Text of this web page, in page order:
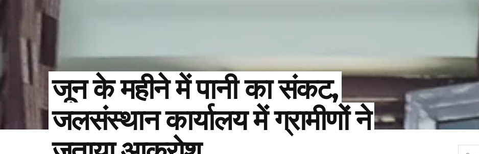
जून के महीने में पानी का संकट,
जलसंस्थान कार्यालय में ग्रामीणों ने